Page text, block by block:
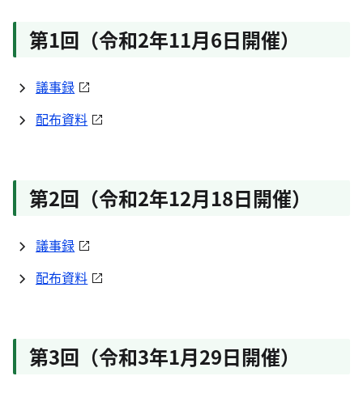
第1回（令和2年11月6日開催）
議事録
配布資料
第2回（令和2年12月18日開催）
議事録
配布資料
第3回（令和3年1月29日開催）